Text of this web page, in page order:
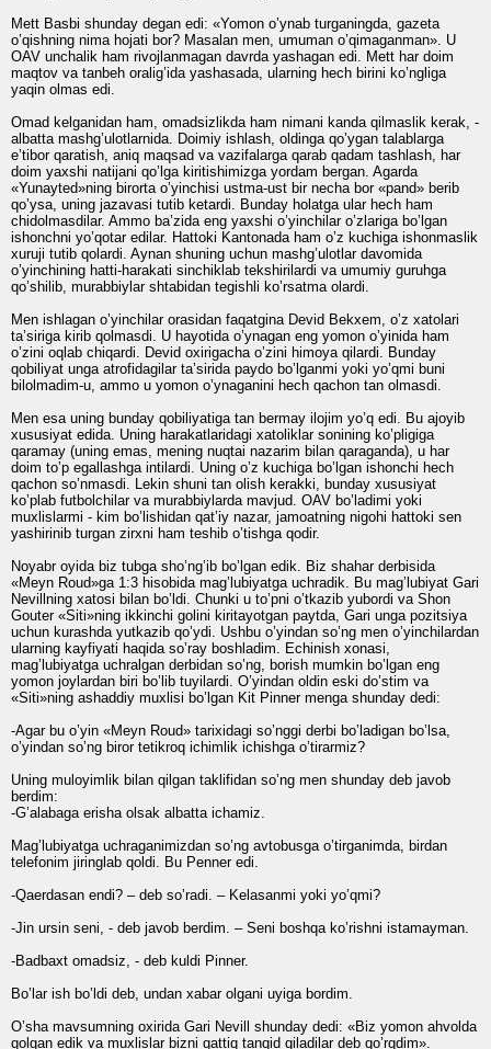
Mett Basbi shunday degan edi: «Yomon o’ynab turganingda, gazeta
o’qishning nima hojati bor? Masalan men, umuman o’qimaganman». U
OAV unchalik ham rivojlanmagan davrda yashagan edi. Mett har doim
maqtov va tanbeh oralig’ida yashasada, ularning hech birini ko’ngliga
yaqin olmas edi.
Omad kelganidan ham, omadsizlikda ham nimani kanda qilmaslik kerak, -
albatta mashg’ulotlarnida. Doimiy ishlash, oldinga qo’ygan talablarga
e’tibor qaratish, aniq maqsad va vazifalarga qarab qadam tashlash, har
doim yaxshi natijani qo’lga kiritishimizga yordam bergan. Agarda
«Yunayted»ning birorta o’yinchisi ustma-ust bir necha bor «pand» berib
qo’ysa, uning jazavasi tutib ketardi. Bunday holatga ular hech ham
chidolmasdilar. Ammo ba’zida eng yaxshi o’yinchilar o’zlariga bo’lgan
ishonchni yo’qotar edilar. Hattoki Kantonada ham o’z kuchiga ishonmaslik
xuruji tutib qolardi. Aynan shuning uchun mashg’ulotlar davomida
o’yinchining hatti-harakati sinchiklab tekshirilardi va umumiy guruhga
qo’shilib, murabbiylar shtabidan tegishli ko’rsatma olardi.
Men ishlagan o’yinchilar orasidan faqatgina Devid Bekxem, o’z xatolari
ta’siriga kirib qolmasdi. U hayotida o’ynagan eng yomon o’yinida ham
o’zini oqlab chiqardi. Devid oxirigacha o’zini himoya qilardi. Bunday
qobiliyat unga atrofidagilar ta’sirida paydo bo’lganmi yoki yo’qmi buni
bilolmadim-u, ammo u yomon o’ynaganini hech qachon tan olmasdi.
Men esa uning bunday qobiliyatiga tan bermay ilojim yo’q edi. Bu ajoyib
xususiyat edida. Uning harakatlaridagi xatoliklar sonining ko’pligiga
qaramay (uning emas, mening nuqtai nazarim bilan qaraganda), u har
doim to’p egallashga intilardi. Uning o’z kuchiga bo’lgan ishonchi hech
qachon so’nmasdi. Lekin shuni tan olish kerakki, bunday xususiyat
ko’plab futbolchilar va murabbiylarda mavjud. OAV bo’ladimi yoki
muxlislarmi - kim bo’lishidan qat’iy nazar, jamoatning nigohi hattoki sen
yashirinib turgan zirxni ham teshib o’tishga qodir.
Noyabr oyida biz tubga sho’ng’ib bo’lgan edik. Biz shahar derbisida
«Meyn Roud»ga 1:3 hisobida mag’lubiyatga uchradik. Bu mag’lubiyat Gari
Nevillning xatosi bilan bo’ldi. Chunki u to’pni o’tkazib yubordi va Shon
Gouter «Siti»ning ikkinchi golini kiritayotgan paytda, Gari unga pozitsiya
uchun kurashda yutkazib qo’ydi. Ushbu o’yindan so’ng men o’yinchilardan
ularning kayfiyati haqida so’ray boshladim. Echinish xonasi,
mag’lubiyatga uchralgan derbidan so’ng, borish mumkin bo’lgan eng
yomon joylardan biri bo’lib tuyilardi. O’yindan oldin eski do’stim va
«Siti»ning ashaddiy muxlisi bo’lgan Kit Pinner menga shunday dedi:
-Agar bu o’yin «Meyn Roud» tarixidagi so’nggi derbi bo’ladigan bo’lsa,
o’yindan so’ng biror tetikroq ichimlik ichishga o’tirarmiz?
Uning muloyimlik bilan qilgan taklifidan so’ng men shunday deb javob
berdim:
-G’alabaga erisha olsak albatta ichamiz.
Mag’lubiyatga uchraganimizdan so’ng avtobusga o’tirganimda, birdan
telefonim jiringlab qoldi. Bu Penner edi.
-Qaerdasan endi? – deb so’radi. – Kelasanmi yoki yo’qmi?
-Jin ursin seni, - deb javob berdim. – Seni boshqa ko’rishni istamayman.
-Badbaxt omadsiz, - deb kuldi Pinner.
Bo’lar ish bo’ldi deb, undan xabar olgani uyiga bordim.
O’sha mavsumning oxirida Gari Nevill shunday dedi: «Biz yomon ahvolda
qolgan edik va muxlislar bizni qattiq tanqid qiladilar deb qo’rqdim».